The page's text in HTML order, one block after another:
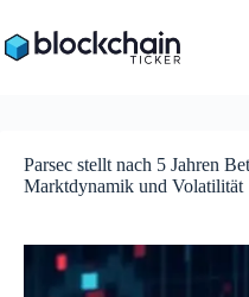
Inhalt
springen
Parsec stellt nach 5 Jahren
Marktdynamik und Volatilität